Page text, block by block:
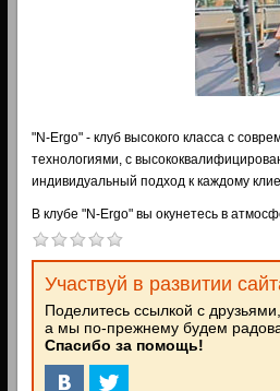
"N-Ergo" - клуб высокого класса с
технологиями, с
индивидуальный подход к каждому
В клубе "N-Ergo" вы окунетесь в
Участвуй в развитии
Поделитесь ссылкой с друзьями,
а мы по-прежнему будем
Спасибо за помощь!